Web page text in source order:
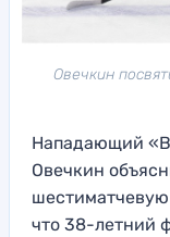
Овечкин
Нападающий
Овечкин
что 38-летний